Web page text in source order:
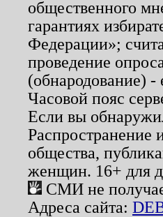
общественного
гарантиях
Федерации»;
проведение
(обнародование) -
Часовой пояс
Если вы
Распространение
общества,
женщин. 16+ для
СМИ не
Адреса сайта: